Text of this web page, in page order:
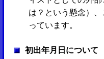
は？という懸念）
っています。
初出年月日について